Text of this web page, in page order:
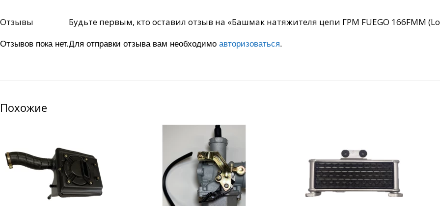
Отзывы
Отзывов пока нет.
Будьте первым, кто оставил отзыв на «Башмак натяжителя цепи ГРМ FUEGO 166FMM
Для отправки отзыва вам необходимо авторизоваться.
Похожие